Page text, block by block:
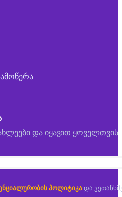
და იყავით ყოველთვის
პოლიტიკა და